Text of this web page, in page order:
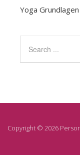
Yoga Grundlagen
Copyright © 2026